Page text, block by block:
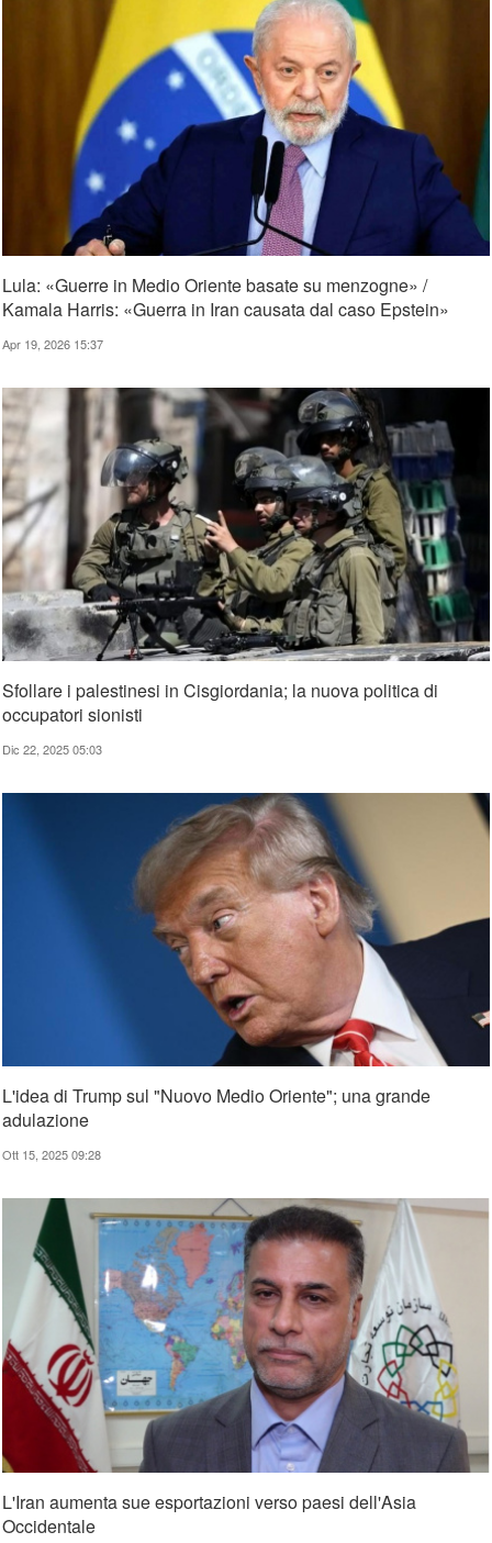
Lula: «Guerre in Medio Oriente basate su menzogne» /
Kamala Harris: «Guerra in Iran causata dal caso Epstein»
Apr 19, 2026 15:37
Sfollare i palestinesi in Cisgiordania; la nuova politica di
occupatori sionisti
Dic 22, 2025 05:03
L'idea di Trump sul "Nuovo Medio Oriente"; una grande
adulazione
Ott 15, 2025 09:28
L'Iran aumenta sue esportazioni verso paesi dell'Asia
Occidentale